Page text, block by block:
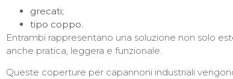
grecati;
tipo coppo.
Entrambi rappresentano una soluzione non solo
anche pratica, leggera e funzionale.
Queste coperture per capannoni industriali